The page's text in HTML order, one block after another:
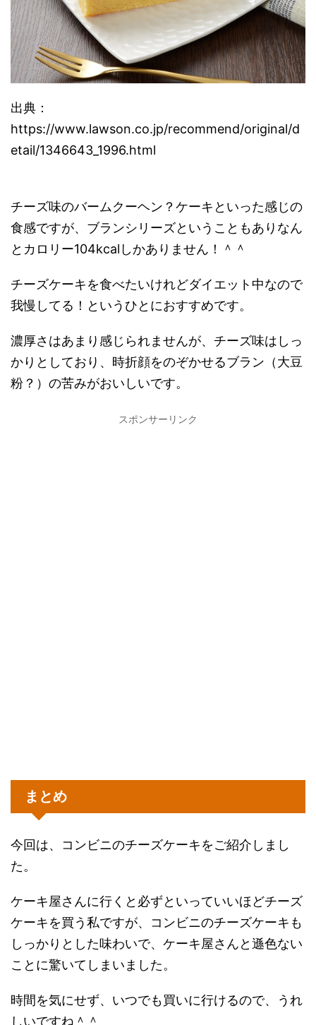
出典：
https://www.lawson.co.jp/recommend/original/d
etail/1346643_1996.html
チーズ味のバームクーヘン？ケーキといった感じの
食感ですが、ブランシリーズということもありなん
とカロリー104kcalしかありません！＾＾
チーズケーキを食べたいけれどダイエット中なので
我慢してる！というひとにおすすめです。
濃厚さはあまり感じられませんが、チーズ味はしっ
かりとしており、時折顔をのぞかせるブラン（大豆
粉？）の苦みがおいしいです。
スポンサーリンク
まとめ
今回は、コンビニのチーズケーキをご紹介しまし
た。
ケーキ屋さんに行くと必ずといっていいほどチーズ
ケーキを買う私ですが、コンビニのチーズケーキも
しっかりとした味わいで、ケーキ屋さんと遜色ない
ことに驚いてしまいました。
時間を気にせず、いつでも買いに行けるので、うれ
しいですね＾＾